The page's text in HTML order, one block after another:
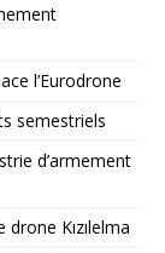
l’Eurodrone
semestriels
d’armement
Kızılelma